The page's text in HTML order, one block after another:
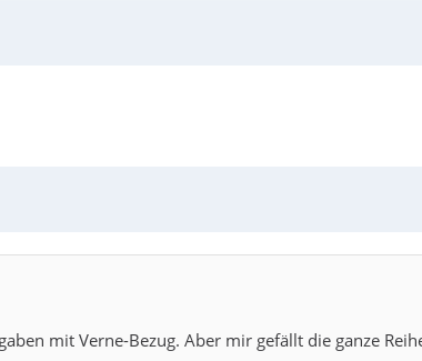
mit Verne-Bezug. Aber mir gefällt die ganze